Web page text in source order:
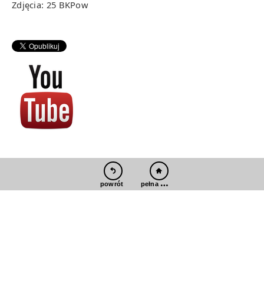
Zdjęcia: 25 BKPow
powrót pełna wersja